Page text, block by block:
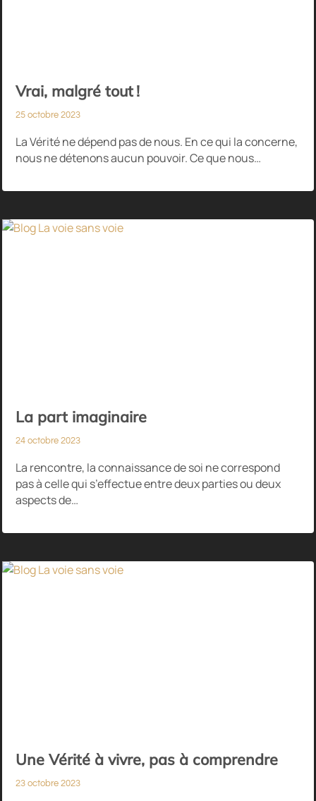
Vrai, malgré tout !
25 octobre 2023
La Vérité ne dépend pas de nous. En ce qui la concerne,
nous ne détenons aucun pouvoir. Ce que nous…
La part imaginaire
24 octobre 2023
La rencontre, la connaissance de soi ne correspond
pas à celle qui s’effectue entre deux parties ou deux
aspects de…
Une Vérité à vivre, pas à comprendre
23 octobre 2023